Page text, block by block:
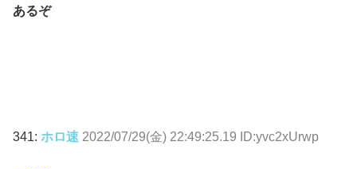
あるぞ
341: ホロ速 2022/07/29(金) 22:49:25.19 ID:yvc2xUrwp